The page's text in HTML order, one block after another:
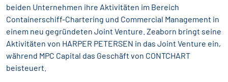
beiden Unternehmen ihre Aktivitäten im Bereich
Containerschiff-Chartering und Commercial Management in
einem neu gegründeten Joint Venture. Zeaborn bringt seine
Aktivitäten von HARPER PETERSEN in das Joint Venture ein,
während MPC Capital das Geschäft von CONTCHART
beisteuert.